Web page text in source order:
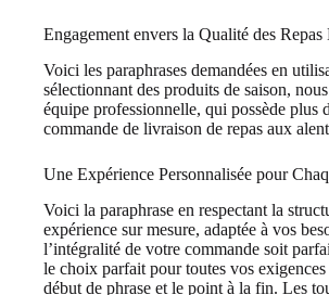
Engagement envers la Qualité des Repas
Voici les paraphrases demandées en
sélectionnant des produits de saison,
équipe professionnelle, qui possède plus
commande de livraison de repas aux
Une Expérience Personnalisée pour
Voici la paraphrase en respectant la
expérience sur mesure, adaptée à vos
l’intégralité de votre commande soit
le choix parfait pour toutes vos
début de phrase et le point à la fin. Les